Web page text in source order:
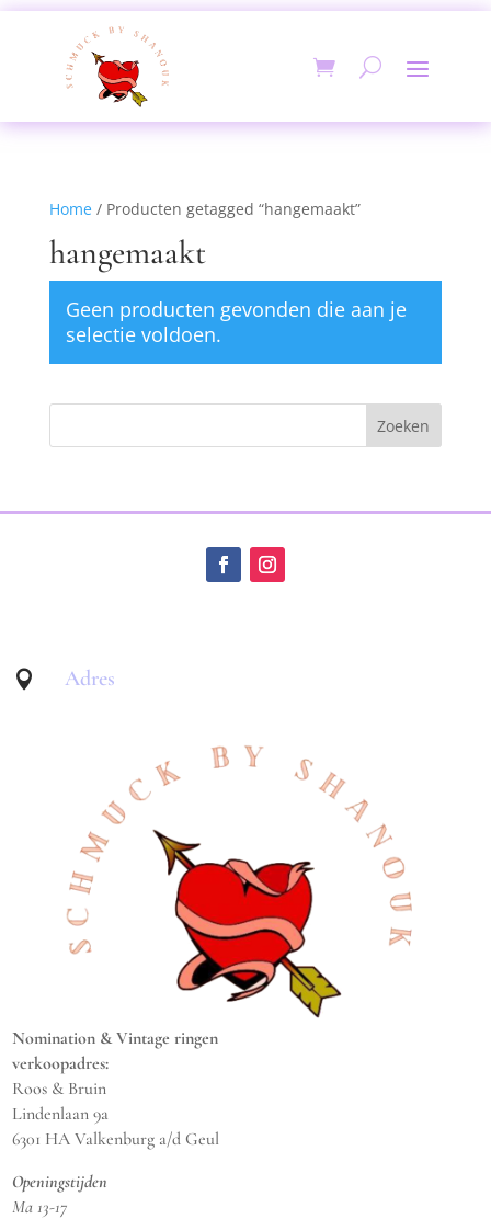
Home/ Producten getagged “hangemaakt”
hangemaakt
Geen producten gevonden die aan je
selectie voldoen.
 Adres
Nomination & Vintage ringen
verkoopadres:
Roos & Bruin
Lindenlaan 9a
6301 HA Valkenburg a/d Geul
Openingstijden
Ma 13-17